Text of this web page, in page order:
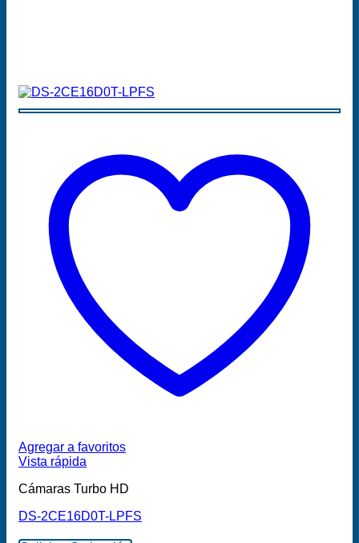
Agregar a favoritos
Vista rápida
Cámaras Turbo HD
DS-2CE16D0T-LPFS